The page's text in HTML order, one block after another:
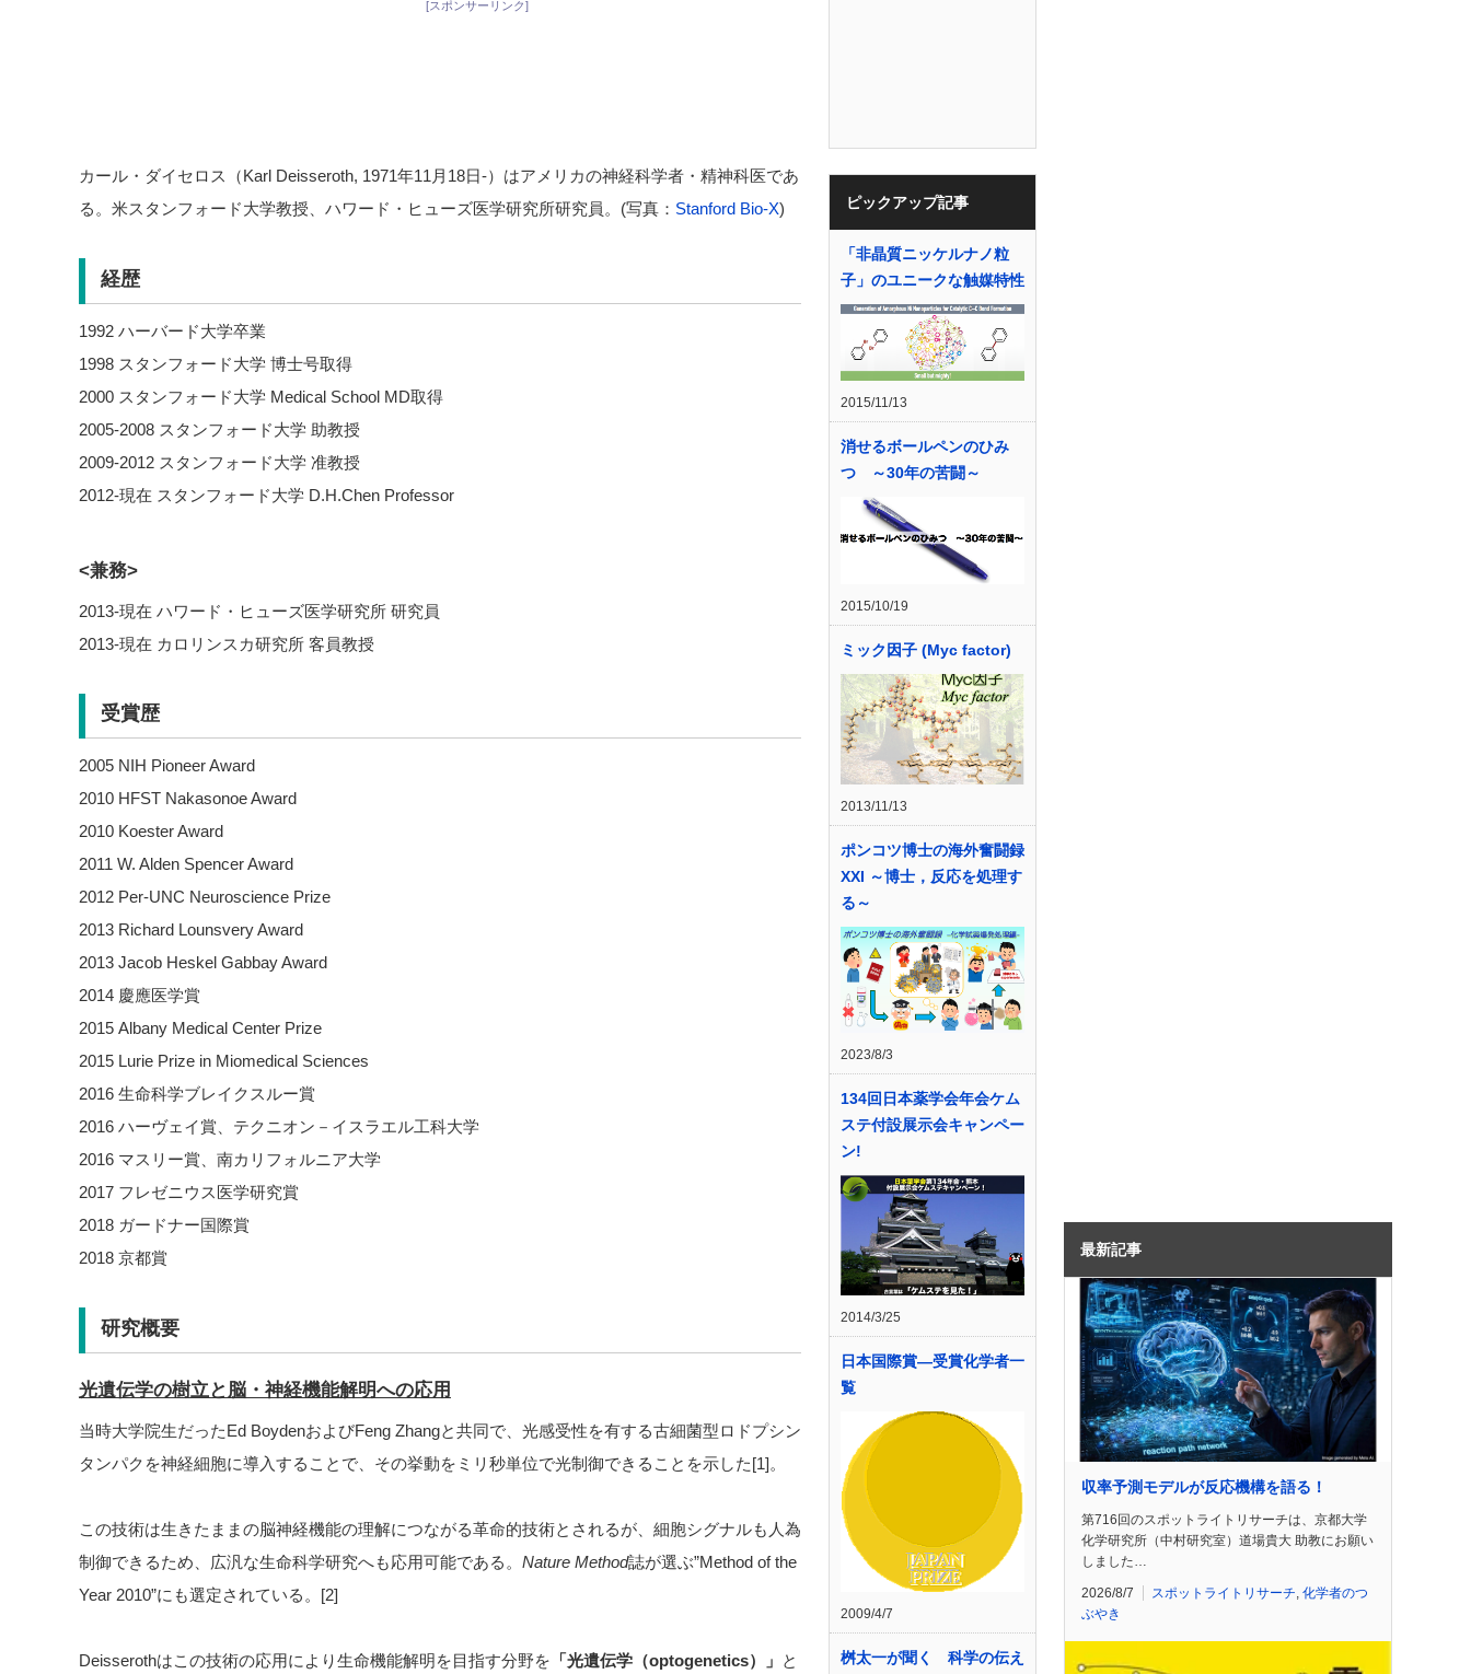
[スポンサーリンク]
カール・ダイセロス（Karl Deisseroth, 1971年11月18日-）はアメリカの神経科学者・精神科医であ
る。米スタンフォード大学教授、ハワード・ヒューズ医学研究所研究員。(写真： Stanford Bio-X)
経歴
1992 ハーバード大学卒業
1998 スタンフォード大学 博士号取得
2000 スタンフォード大学 Medical School MD取得
2005-2008 スタンフォード大学 助教授
2009-2012 スタンフォード大学 准教授
2012-現在 スタンフォード大学 D.H.Chen Professor
<兼務>
2013-現在 ハワード・ヒューズ医学研究所 研究員
2013-現在 カロリンスカ研究所 客員教授
受賞歴
2005 NIH Pioneer Award
2010 HFST Nakasonoe Award
2010 Koester Award
2011 W. Alden Spencer Award
2012 Per-UNC Neuroscience Prize
2013 Richard Lounsvery Award
2013 Jacob Heskel Gabbay Award
2014 慶應医学賞
2015 Albany Medical Center Prize
2015 Lurie Prize in Miomedical Sciences
2016 生命科学ブレイクスルー賞
2016 ハーヴェイ賞、テクニオン－イスラエル工科大学
2016 マスリー賞、南カリフォルニア大学
2017 フレゼニウス医学研究賞
2018 ガードナー国際賞
2018 京都賞
研究概要
光遺伝学の樹立と脳・神経機能解明への応用
当時大学院生だったEd BoydenおよびFeng Zhangと共同で、光感受性を有する古細菌型ロドプシン
タンパクを神経細胞に導入することで、その挙動をミリ秒単位で光制御できることを示した[1]。
この技術は生きたままの脳神経機能の理解につながる革命的技術とされるが、細胞シグナルも人為
制御できるため、広汎な生命科学研究へも応用可能である。 Nature Method誌が選ぶ”Method of the
Year 2010”にも選定されている。[2]
Deisserothはこの技術の応用により生命機能解明を目指す分野を 「光遺伝学（optogenetics）」 と
ピックアップ記事
「非晶質ニッケルナノ粒
子」のユニークな触媒特性
2015/11/13
消せるボールペンのひみ
つ ～30年の苦闘～
2015/10/19
ミック因子 (Myc factor)
2013/11/13
ポンコツ博士の海外奮闘録
XXI ～博士，反応を処理す
る～
2023/8/3
134回日本薬学会年会ケム
ステ付設展示会キャンペー
ン!
2014/3/25
日本国際賞―受賞化学者一
覧
2009/4/7
桝太一が聞く 科学の伝え
最新記事
収率予測モデルが反応機構を語る！
第716回のスポットライトリサーチは、京都大学
化学研究所（中村研究室）道場貴大 助教にお願い
しました…
2026/8/7 スポットライトリサーチ 化学者のつ
ぶやき